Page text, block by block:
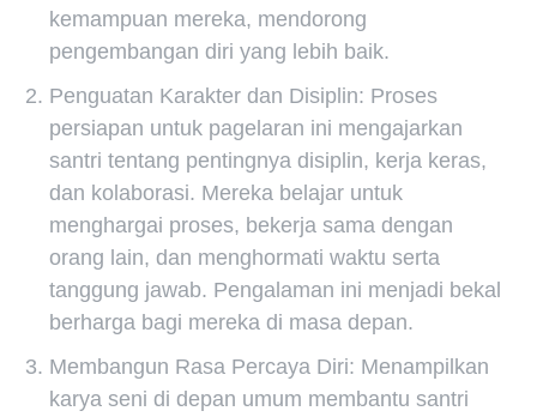
kemampuan mereka, mendorong
pengembangan diri yang lebih baik.
Penguatan Karakter dan Disiplin: Proses
persiapan untuk pagelaran ini mengajarkan
santri tentang pentingnya disiplin, kerja keras,
dan kolaborasi. Mereka belajar untuk
menghargai proses, bekerja sama dengan
orang lain, dan menghormati waktu serta
tanggung jawab. Pengalaman ini menjadi bekal
berharga bagi mereka di masa depan.
Membangun Rasa Percaya Diri: Menampilkan
karya seni di depan umum membantu santri